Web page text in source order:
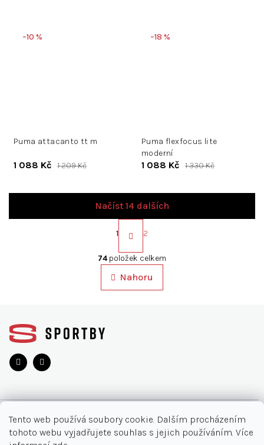
Tento web používá soubory cookie. Dalším procházením
tohoto webu vyjadřujete souhlas s jejich používáním. Více
–10 %
Puma attacanto tt m
1 088 Kč 1 209 Kč
–18 %
Puma flexfocus lite
moderní
1 088 Kč 1 330 Kč
v
á
d
v
p
i
Načíst 14 dalších
S
t
á
n
k
o
1 2
74položek celkem
Nahoru
O NÁKUPU
Akce